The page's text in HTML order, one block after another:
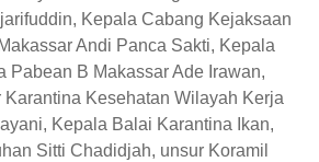
Kepala Cabang Kejaksaan
Andi Panca Sakti, Kepala
Pabean B Makassar Ade Irawan,
Kesehatan Wilayah Kerja
Kepala Balai Karantina Ikan,
Sitti Chadidjah, unsur Koramil